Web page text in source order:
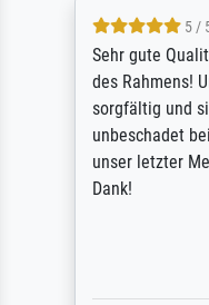
5 /
Sehr gute
des Rahmens!
sorgfältig und
unbeschadet
unser letzter
Dank!